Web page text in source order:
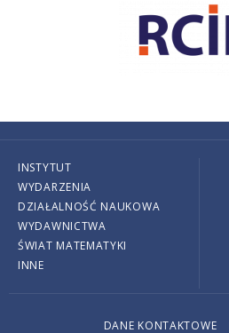
INSTYTUT
WYDARZENIA
DZIAŁALNOŚĆ NAUKOWA
WYDAWNICTWA
ŚWIAT MATEMATYKI
INNE
DANE KONTAKTOWE